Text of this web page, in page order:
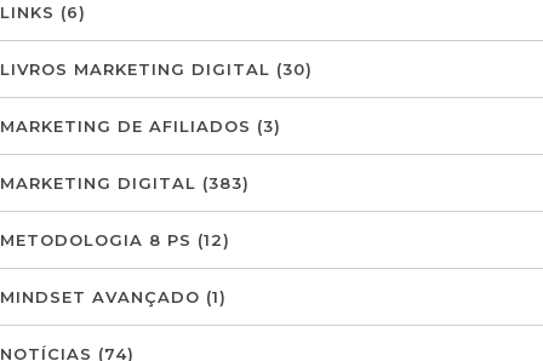
LINKS (6)
LIVROS MARKETING DIGITAL (30)
MARKETING DE AFILIADOS (3)
MARKETING DIGITAL (383)
METODOLOGIA 8 PS (12)
MINDSET AVANÇADO (1)
NOTÍCIAS (74)